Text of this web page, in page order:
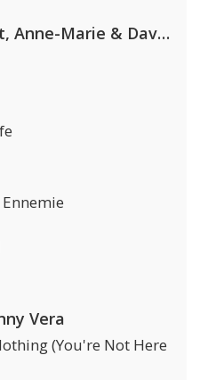
Clean Bandit, Anne-Marie & David Guetta
Vera
(You're Not Here